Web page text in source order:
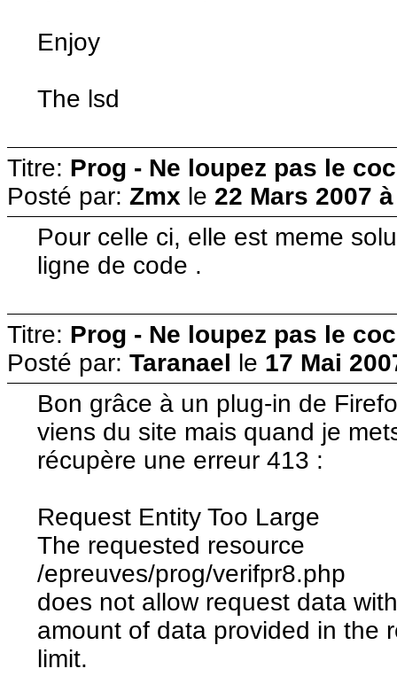
Enjoy
The lsd
Titre: Prog - Ne loupez pas le
Posté par: Zmx le 22 Mars 2007
Pour celle ci, elle est meme
ligne de code .
Titre: Prog - Ne loupez pas le
Posté par: Taranael le 17 Mai
Bon grâce à un plug-in de
viens du site mais quand je
récupère une erreur 413 :
Request Entity Too Large
The requested resource
/epreuves/prog/verifpr8.php
does not allow request data
amount of data provided in the
limit.